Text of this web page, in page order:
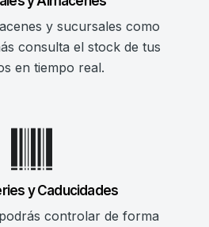
y sucursales como
consulta el stock de tus
en tiempo real.
y Caducidades
controlar de forma